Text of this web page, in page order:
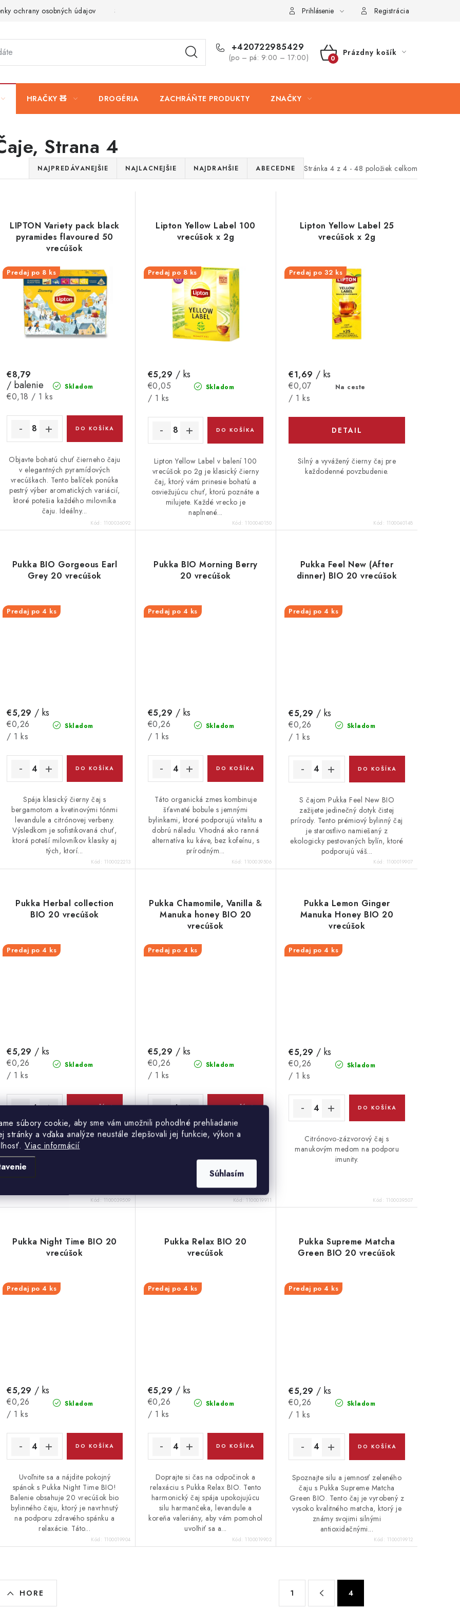
súbory cookie, aby sme vám umožnili pohodlné prehliadanie
stránky a vďaka analýze neustále zlepšovali jej funkcie, výkon a
Viac informácií
Súhlasím
ochrany osobných údajov Servis a reklamácia Prihlásenie Registrácia
+420722985429
(po – pá: 9:00 – 17:00)
NÁKUPNÝ
Prázdny košík
HRAČKY 🧸 DROGÉRIA ZACHRÁŇTE PRODUKTY ZNAČKY
, Strana 4
Stránka 4 z 4 - 48 položiek celkom
R
a
e
n
i
e
p
r
o
u
k
t
o
v
NAJPREDÁVANEJŠIE NAJLACNEJŠIE NAJDRAHŠIE ABECEDNE
LIPTON Variety pack black
pyramides flavoured 50
vrecúšok
Predaj po 8 ks
Skladom
€8,79
/ balenie
Jednotková
€0,18 / 1 ks
DO KOŠÍKA
Objavte bohatú chuť čierneho čaju
v elegantných pyramídových
vrecúškach. Tento balíček ponúka
pestrý výber aromatických variácií,
ktoré potešia každého milovníka
čaju. Ideálny...
Kód: 1100036092
Lipton Yellow Label 100
vrecúšok x 2g
Predaj po 8 ks
Skladom
€5,29 / ks
Jednotková
cena:
€0,05
/ 1 ks
DO KOŠÍKA
Lipton Yellow Label v balení 100
vrecúšok po 2g je klasický čierny
čaj, ktorý vám prinesie bohatú a
osviežujúcu chuť, ktorú poznáte a
milujete. Každé vrecko je
naplnené...
Kód: 1100040150
Lipton Yellow Label 25
vrecúšok x 2g
Predaj po 32 ks
Na ceste
€1,69 / ks
Jednotková
cena:
€0,07
/ 1 ks
DETAIL
Silný a vyvážený čierny čaj pre
každodenné povzbudenie.
Kód: 1100040148
Pukka BIO Gorgeous Earl
Grey 20 vrecúšok
Predaj po 4 ks
Skladom
€5,29 / ks
Jednotková
cena:
€0,26
/ 1 ks
DO KOŠÍKA
Spája klasický čierny čaj s
bergamotom a kvetinovými tónmi
levandule a citrónovej verbeny.
Výsledkom je sofistikovaná chuť,
ktorá poteší milovníkov klasiky aj
tých, ktorí...
Kód: 1100022213
Pukka BIO Morning Berry
20 vrecúšok
Predaj po 4 ks
Skladom
€5,29 / ks
Jednotková
cena:
€0,26
/ 1 ks
DO KOŠÍKA
Táto organická zmes kombinuje
šťavnaté bobule s jemnými
bylinkami, ktoré podporujú vitalitu a
dobrú náladu. Vhodná ako ranná
alternatíva ku káve, bez kofeínu, s
prírodným...
Kód: 1100039506
Pukka Feel New (After
dinner) BIO 20 vrecúšok
Predaj po 4 ks
Skladom
€5,29 / ks
Jednotková
cena:
€0,26
/ 1 ks
DO KOŠÍKA
S čajom Pukka Feel New BIO
zažijete jedinečný dotyk čistej
prírody. Tento prémiový bylinný čaj
je starostlivo namiešaný z
ekologicky pestovaných bylín, ktoré
podporujú váš...
Kód: 1100019907
Pukka Herbal collection
BIO 20 vrecúšok
Predaj po 4 ks
Skladom
€5,29 / ks
Jednotková
cena:
€0,26
/ 1 ks
DO KOŠÍKA
Výber obľúbených bylinných čajov
Pukka v jednom balení.
Kód: 1100039509
Pukka Chamomile, Vanilla &
Manuka honey BIO 20
vrecúšok
Predaj po 4 ks
Skladom
€5,29 / ks
Jednotková
cena:
€0,26
/ 1 ks
DO KOŠÍKA
Zažite dokonalý relax s Pukka
Honey BIO. Tento čaj spája jemný
harmanček, sladkú vanilku a vysoko
kvalitný manukový med do lahodnej
zmesi, ktorá...
Kód:1100019911
Pukka Lemon Ginger
Manuka Honey BIO 20
vrecúšok
Predaj po 4 ks
Skladom
€5,29 / ks
Jednotková
cena:
€0,26
/ 1 ks
DO KOŠÍKA
Citrónovo-zázvorový čaj s
manukovým medom na podporu
imunity.
Kód: 1100039507
Pukka Night Time BIO 20
vrecúšok
Predaj po 4 ks
Skladom
€5,29 / ks
Jednotková
cena:
€0,26
/ 1 ks
DO KOŠÍKA
Uvoľnite sa a nájdite pokojný
spánok s Pukka Night Time BIO!
Balenie obsahuje 20 vrecúšok bio
bylinného čaju, ktorý je navrhnutý
na podporu zdravého spánku a
relaxácie. Táto...
Kód: 1100019904
Pukka Relax BIO 20
vrecúšok
Predaj po 4 ks
Skladom
€5,29 / ks
Jednotková
cena:
€0,26
/ 1 ks
DO KOŠÍKA
Doprajte si čas na odpočinok a
relaxáciu s Pukka Relax BIO. Tento
harmonický čaj spája upokojujúcu
silu harmančeka, levandule a
koreňa valeriány, aby vám pomohol
uvoľniť sa a...
Kód: 1100019902
Pukka Supreme Matcha
Green BIO 20 vrecúšok
Predaj po 4 ks
Skladom
€5,29 / ks
Jednotková
cena:
€0,26
/ 1 ks
DO KOŠÍKA
Spoznajte silu a jemnosť zeleného
čaju s Pukka Supreme Matcha
Green BIO. Tento čaj je vyrobený z
vysoko kvalitného matcha, ktorý je
známy svojimi silnými
antioxidačnými...
Kód: 1100019912
S
1 4
HORE